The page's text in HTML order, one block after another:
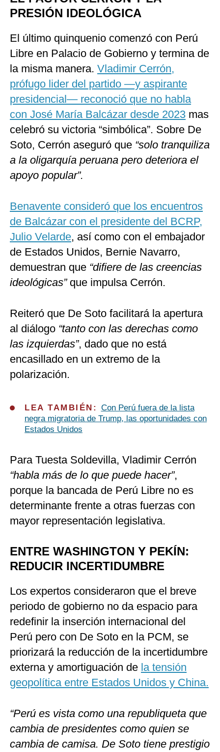
PRESIÓN IDEOLÓGICA
El último quinquenio comenzó con Perú
Libre en Palacio de Gobierno y termina de
la misma manera. Vladimir Cerrón,
prófugo lider del partido —y aspirante
presidencial— reconoció que no habla
con José María Balcázar desde 2023 mas
celebró su victoria “simbólica”. Sobre De
Soto, Cerrón aseguró que “solo tranquiliza
a la oligarquía peruana pero deteriora el
apoyo popular”.
Benavente consideró que los encuentros
de Balcázar con el presidente del BCRP,
Julio Velarde, así como con el embajador
de Estados Unidos, Bernie Navarro,
demuestran que “difiere de las creencias
ideológicas” que impulsa Cerrón.
Reiteró que De Soto facilitará la apertura
al diálogo “tanto con las derechas como
las izquierdas”, dado que no está
encasillado en un extremo de la
polarización.
LEA TAMBIÉN: Con Perú fuera de la lista
negra migratoria de Trump, las oportunidades con
Estados Unidos
Para Tuesta Soldevilla, Vladimir Cerrón
“habla más de lo que puede hacer”,
porque la bancada de Perú Libre no es
determinante frente a otras fuerzas con
mayor representación legislativa.
ENTRE WASHINGTON Y PEKÍN:
REDUCIR INCERTIDUMBRE
Los expertos consideraron que el breve
periodo de gobierno no da espacio para
redefinir la inserción internacional del
Perú pero con De Soto en la PCM, se
priorizará la reducción de la incertidumbre
externa y amortiguación de la tensión
geopolítica entre Estados Unidos y China.
“Perú es vista como una republiqueta que
cambia de presidentes como quien se
cambia de camisa. De Soto tiene prestigio